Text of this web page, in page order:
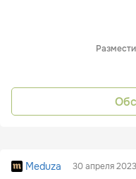
Meduza 30 апреля